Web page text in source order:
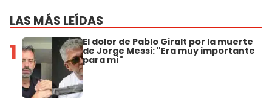
LAS MÁS LEÍDAS
1 El dolor de Pablo Giralt por la muerte
de Jorge Messi: "Era muy importante
para mí"